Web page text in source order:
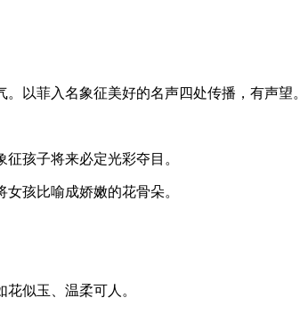
以菲入名象征美好的名声四处传播，有声望。
孩子将来必定光彩夺目。
孩比喻成娇嫩的花骨朵。
似玉、温柔可人。